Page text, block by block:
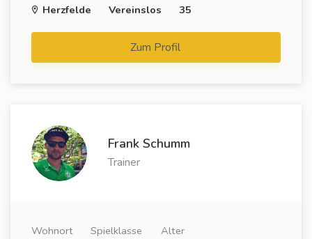
Herzfelde
Vereinslos
35
Zum Profil
Frank Schumm
Trainer
Wohnort
Spielklasse
Alter